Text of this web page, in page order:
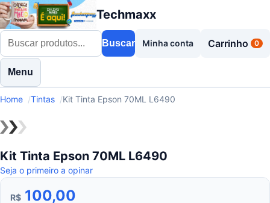
Techmaxx
Buscar Minha conta Carrinho 0
Menu
Home Tintas Kit Tinta Epson 70ML L6490
Kit Tinta Epson 70ML L6490
Seja o primeiro a opinar
R$ 100,00